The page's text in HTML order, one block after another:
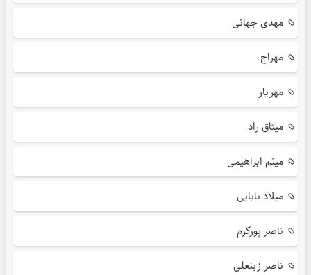
مهدی جهانی
مهراج
مهریار
میثاق راد
میثم ابراهیمی
میلاد بابایی
ناصر پورکرم
ناصر زینعلی